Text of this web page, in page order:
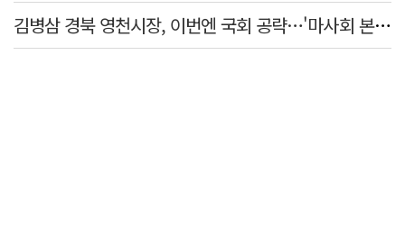
김병삼 경북 영천시장, 이번엔 국회 공략…'마사회 본사 이전·광역교통망 확충' 요청